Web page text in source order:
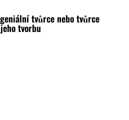
tvůrce nebo tvůrce
tvorbu